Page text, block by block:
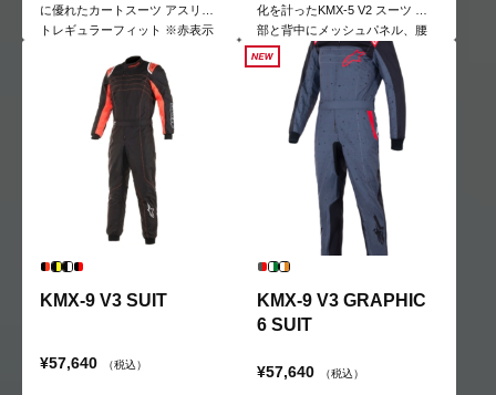
に優れたカートスーツ アスリー
トレギュラーフィット ※赤表示
化を計ったKMX-5 V2 スーツ 胸
部と背中にメッシュパネル、腰
部にはストレッチパネルを採用
することで快適に最適なポジシ
ョンを実現可能
KMX-9 V3 SUIT
¥57,640 （税込）
KMX-9 V3 GRAPHIC
6 SUIT
¥57,640 （税込）